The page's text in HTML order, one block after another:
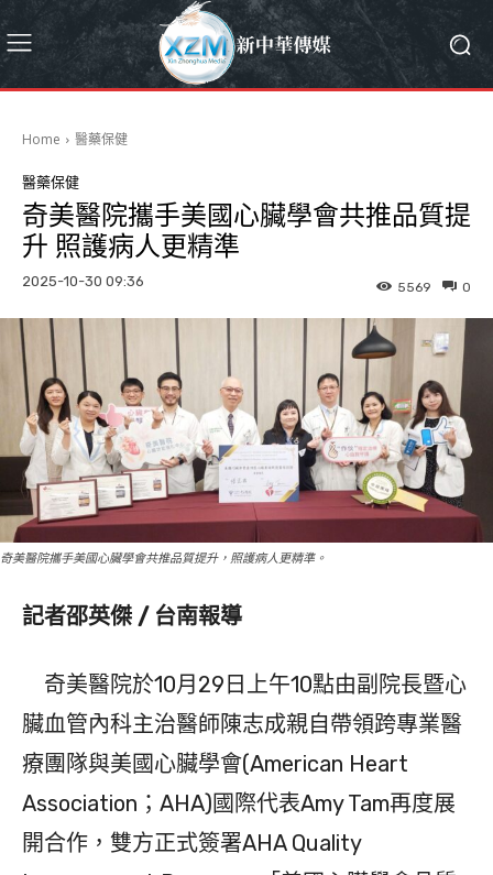
Home 醫藥保健
醫藥保健
奇美醫院攜手美國心臟學會共推品質提
升 照護病人更精準
2025-10-30 09:36 0
5569
奇美醫院攜手美國心臟學會共推品質提升，照護病人更精準。
記者邵英傑 / 台南報導
奇美醫院於10月29日上午10點由副院長暨心
臟血管內科主治醫師陳志成親自帶領跨專業醫
療團隊與美國心臟學會(American Heart
Association；AHA)國際代表Amy Tam再度展
開合作，雙方正式簽署AHA Quality